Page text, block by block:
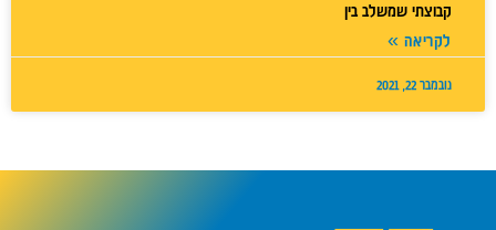
קבוצתי שמשלב בין
לקריאה »
נובמבר 22, 2021